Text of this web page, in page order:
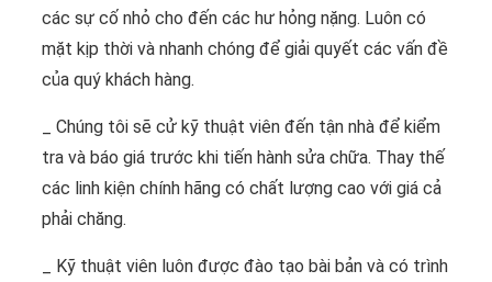
các sự cố nhỏ cho đến các hư hỏng nặng. Luôn có
mặt kịp thời và nhanh chóng để giải quyết các vấn đề
của quý khách hàng.
_ Chúng tôi sẽ cử kỹ thuật viên đến tận nhà để kiểm
tra và báo giá trước khi tiến hành sửa chữa. Thay thế
các linh kiện chính hãng có chất lượng cao với giá cả
phải chăng.
_ Kỹ thuật viên luôn được đào tạo bài bản và có trình